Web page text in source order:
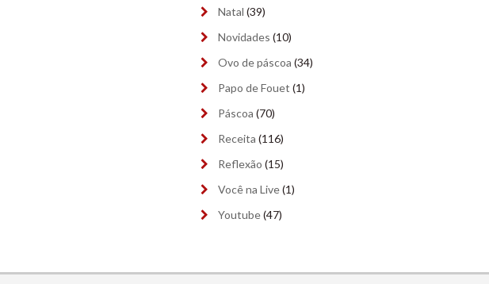
julho 2023
junho 2023(9)
maio 2023 (9)
março 2023(9)
fevereiro 2023
Natal (39)
Novidades (10)
Ovo de páscoa (34)
Papo de Fouet (1)
Páscoa (70)
Receita (116)
Reflexão (15)
Você na Live(1)
Youtube(47)